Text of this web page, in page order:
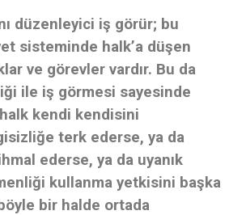
düzenleyici iş görür; bu
sisteminde halk’a düşen
ve görevler vardır. Bu da
ile iş görmesi sayesinde
kendi kendisini
terk ederse, ya da
ederse, ya da uyanık
kullanma yetkisini başka
bir halde ortada